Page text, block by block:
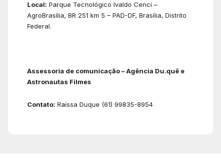
Local: Parque Tecnológico Ivaldo Cenci –
AgroBrasília, BR 251 km 5 – PAD-DF, Brasília, Distrito
Federal.
Assessoria de comunicação – Agência Du.quê e
Astronautas Filmes
Contato: Raíssa Duque (61) 99835-8954